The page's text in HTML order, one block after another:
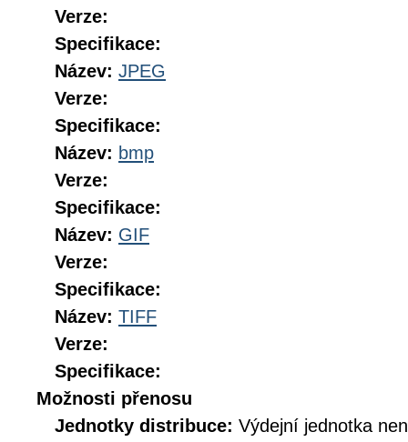
Verze:
Specifikace:
Název: JPEG
Verze:
Specifikace:
Název: bmp
Verze:
Specifikace:
Název: GIF
Verze:
Specifikace:
Název: TIFF
Verze:
Specifikace:
Možnosti přenosu
Jednotky distribuce: Výdejní jednotka